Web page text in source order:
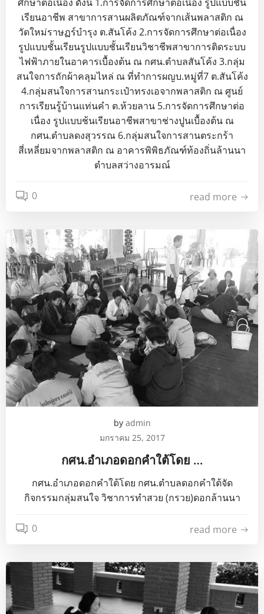
เรียนอาชีพ สาขาการสานผลิตภัณฑ์จากเส้นพลาสติก ณ
วัดใหม่ราษฏร์บำรุง ต.สันโค้ง 2.การจัดการศึกษาต่อเนื่อง
รูปแบบชั้นเรียนรูปแบบชั้นเรียนวิชาชีพสาขาการติดระบบ
ไฟฟ้าภายในอาคารเบื้องต้น ณ กศน.ตำบลสันโค้ง 3.กลุ่ม
สนใจการถักผ้าคลุมไหล่ ณ ที่ทำการผญบ.หมู่ที่7 ต.สันโค้ง
4.กลุ่มสนใจการสานกระเป๋าทรงเอจากพลาสติก ณ ศูนย์
การเรียนรู้บ้านแท่นคำ ต.ห้วยลาน 5.การจัดการศึกษาต่อ
เนื่อง รูปแบบช้นเรียนอาชีพสาขาช่างปูนเบื้องต้น ณ
กศน.ตำบลดงสุวรรณ 6.กลุ่มสนใจการสานตระกร้า
สี่เหลี่ยมจากพลาสติก ณ อาคารพิพิธภัณฑ์ท้องถิ่นล้านนา
ตำบลสว่างอารมณ์
0 read more
by admin
มกราคม 25, 2017
กศน.อำเภอดอกคำใต้โดย …
กศน.อำเภอดอกคำใต้โดย กศน.ตำบลดอกคำใต้จัด
กิจกรรมกลุ่มสนใจ วิชาการทำสวย (กรวย)ดอกล้านนา
0 read more